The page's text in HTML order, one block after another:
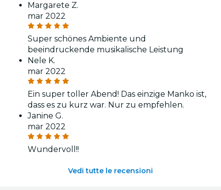
Margarete Z.
mar 2022
Super schönes Ambiente und
beeindruckende musikalische Leistung
Nele K.
mar 2022
Ein super toller Abend! Das einzige Manko ist,
dass es zu kurz war. Nur zu empfehlen.
Janine G.
mar 2022
Wundervoll!!
Vedi tutte le recensioni